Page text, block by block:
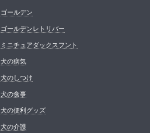
ゴールデン
ゴールデンレトリバー
ミニチュアダックスフント
犬の病気
犬のしつけ
犬の食事
犬の便利グッズ
犬の介護